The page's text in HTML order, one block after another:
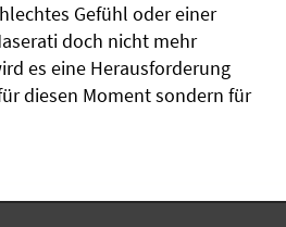
Gefühl oder einer
doch nicht mehr
es eine Herausforderung
diesen Moment sondern für